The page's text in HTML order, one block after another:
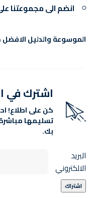
انضم الى مجموعتنا
الموسوعة والدليل الافضل
اشترك في
كن على اطلاع!
تسليمها
بك.
البريد
الالكتروني